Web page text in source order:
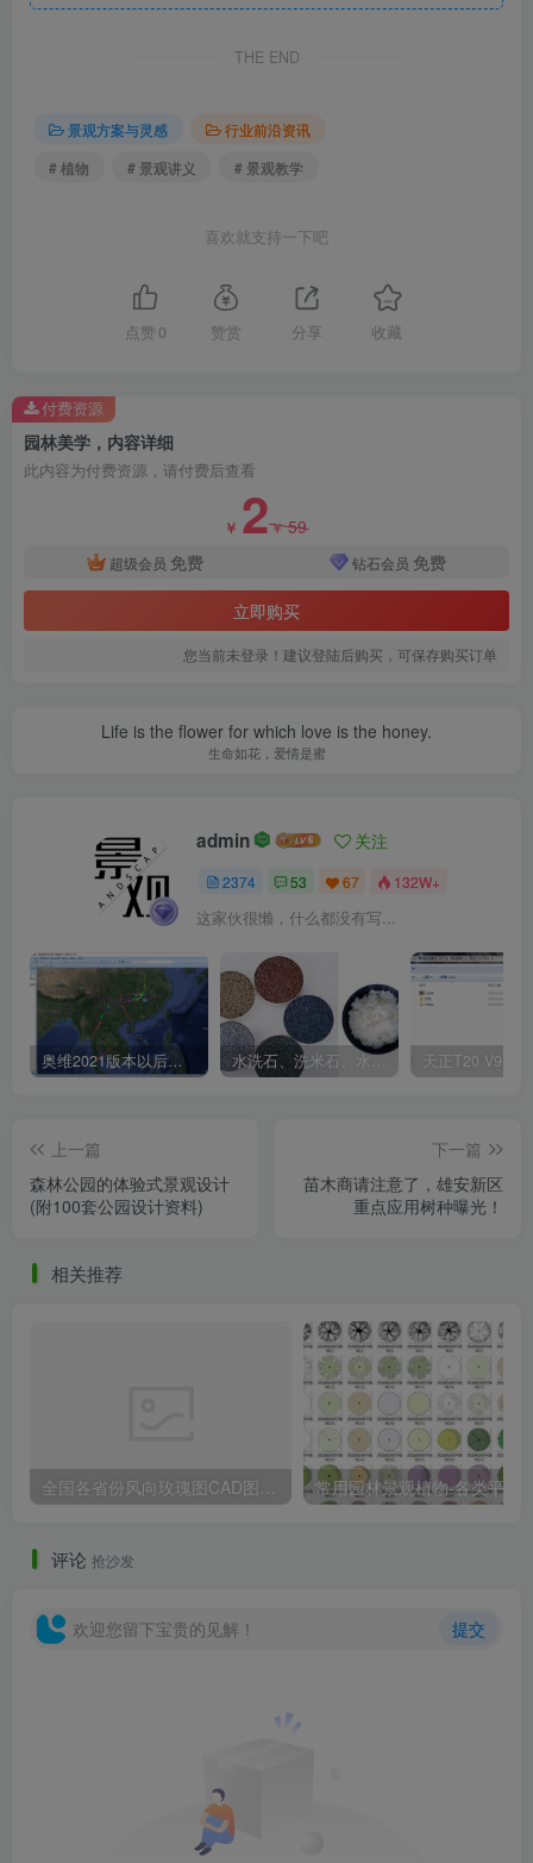
奏、质感等园林语言，构成特定的艺术形象，形成一个更为
集中典型的审美整体，以表达时代精神和社会物质文化风
情、审美趣味、审美理想等)和优美的园林形式的有机统一，
是自然美、艺术美和社会美的高度融合。它是衡量园林艺术
园林美学是应用美学理论研究园林艺术的审美特征和审
美规律的学科。园林美学从哲学、心理学、社会学的角度，
研究园林艺术的本质特征，研究园林艺术和其他艺术的共同
点和不同点，分析园林创作和园林欣赏中的各种因素、各种
矛盾，然后找出其中的规律来。
THE END
景观方案与灵感
行业前沿资讯
# 植物
# 景观讲义 # 景观教学
喜欢就支持一下吧
点赞 0 赞赏 分享 收藏
园林美学，内容详细
此内容为付费资源，请付费后查看
￥ 2￥59
超级会员 免费 钻石会员 免费
立即购买
您当前未登录！建议登陆后购买，可保存购买订单
付费资源
Life is the flower for which love is the honey.
生命如花，爱情是蜜
admin 关注
2374 53 67 132W+
这家伙很懒，什么都没有写...
奥维2021版本以后不能用谷歌地图？最新解决办法苹果安卓电脑 水洗石、洗米石、水刷石、水磨石、胶粘石傻傻分不清楚
上一篇
森林公园的体验式景观设计
(附100套公园设计资料)
下一篇
苗木商请注意了，雄安新区
重点应用树种曝光！
相关推荐
全国各省份风向玫瑰图CAD图块合集
评论 抢沙发
欢迎您留下宝贵的见解！ 提交